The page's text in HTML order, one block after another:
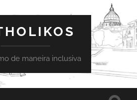
de maneira inclusiva